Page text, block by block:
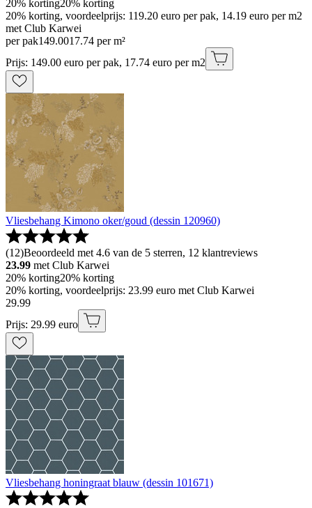
20% korting20% korting
20% korting, voordeelprijs: 119.20 euro per pak, 14.19 euro per m2
met Club Karwei
per pak149.0017.74 per m²
Prijs: 149.00 euro per pak, 17.74 euro per m2
Vliesbehang Kimono oker/goud (dessin 120960)
(12)Beoordeeld met 4.6 van de 5 sterren, 12 klantreviews
23.99 met Club Karwei
20% korting20% korting
20% korting, voordeelprijs: 23.99 euro met Club Karwei
29.99
Prijs: 29.99 euro
Vliesbehang honingraat blauw (dessin 101671)